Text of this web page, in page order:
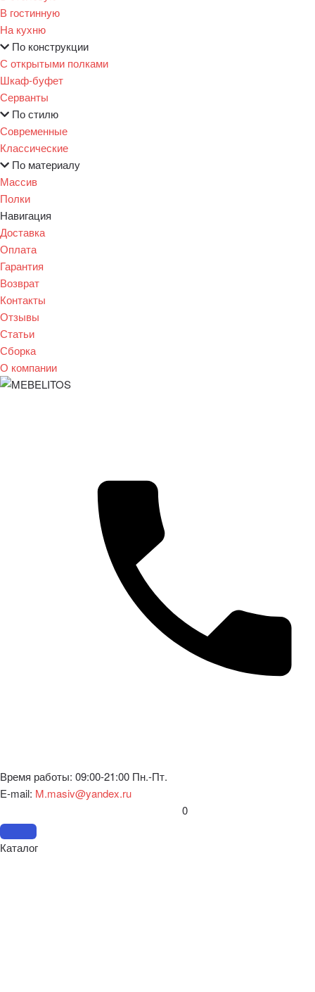
В гостинную
На кухню
По конструкции
С открытыми полками
Шкаф-буфет
Серванты
По стилю
Современные
Классические
По материалу
Массив
Полки
Навигация
Доставка
Оплата
Гарантия
Возврат
Контакты
Отзывы
Статьи
Сборка
О компании
Время работы: 09:00-21:00 Пн.-Пт.
E-mail: M.masiv@yandex.ru
0
Каталог